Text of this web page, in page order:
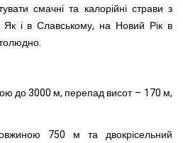
смачні та калорійні страви з
Як і в Славському, на Новий Рік в
до 3000 м, перепад висот – 170 м,
750 м та двокрісельний